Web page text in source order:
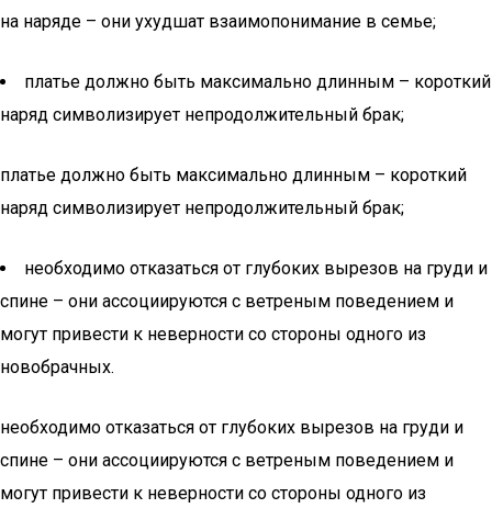
на наряде – они ухудшат взаимопонимание в семье;
платье должно быть максимально длинным – короткий
наряд символизирует непродолжительный брак;
платье должно быть максимально длинным – короткий
наряд символизирует непродолжительный брак;
необходимо отказаться от глубоких вырезов на груди и
спине – они ассоциируются с ветреным поведением и
могут привести к неверности со стороны одного из
новобрачных.
необходимо отказаться от глубоких вырезов на груди и
спине – они ассоциируются с ветреным поведением и
могут привести к неверности со стороны одного из